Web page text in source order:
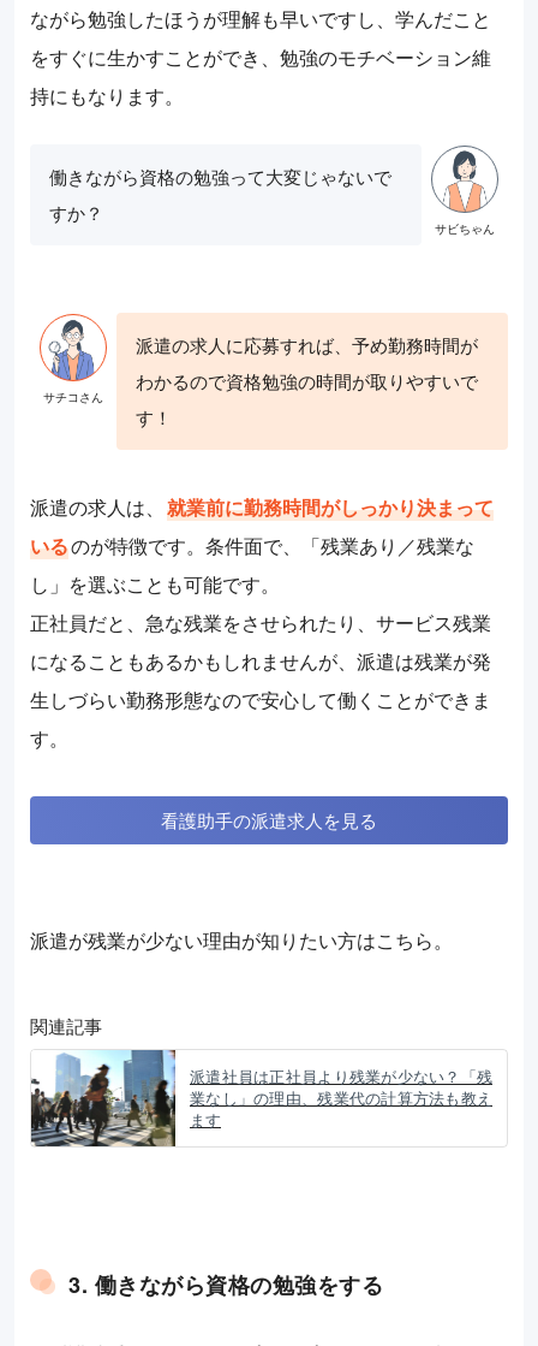
ながら勉強したほうが理解も早いですし、学んだこと
をすぐに生かすことができ、勉強のモチベーション維
持にもなります。
働きながら資格の勉強って大変じゃないで
すか？
派遣の求人に応募すれば、予め勤務時間が
わかるので資格勉強の時間が取りやすいで
す！
派遣の求人は、 就業前に勤務時間がしっかり決まって
いるのが特徴です。条件面で、「残業あり／残業な
し」を選ぶことも可能です。
正社員だと、急な残業をさせられたり、サービス残業
になることもあるかもしれませんが、派遣は残業が発
生しづらい勤務形態なので安心して働くことができま
す。
看護助手の派遣求人を見る
派遣が残業が少ない理由が知りたい方はこちら。
関連記事
派遣社員は正社員より残業が少ない？「残
業なし」の理由、残業代の計算方法も教え
ます
3. 働きながら資格の勉強をする